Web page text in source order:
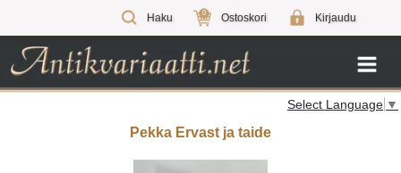
Haku 0 Ostoskori Kirjaudu
Select Language ▼
Pekka Ervast ja taide